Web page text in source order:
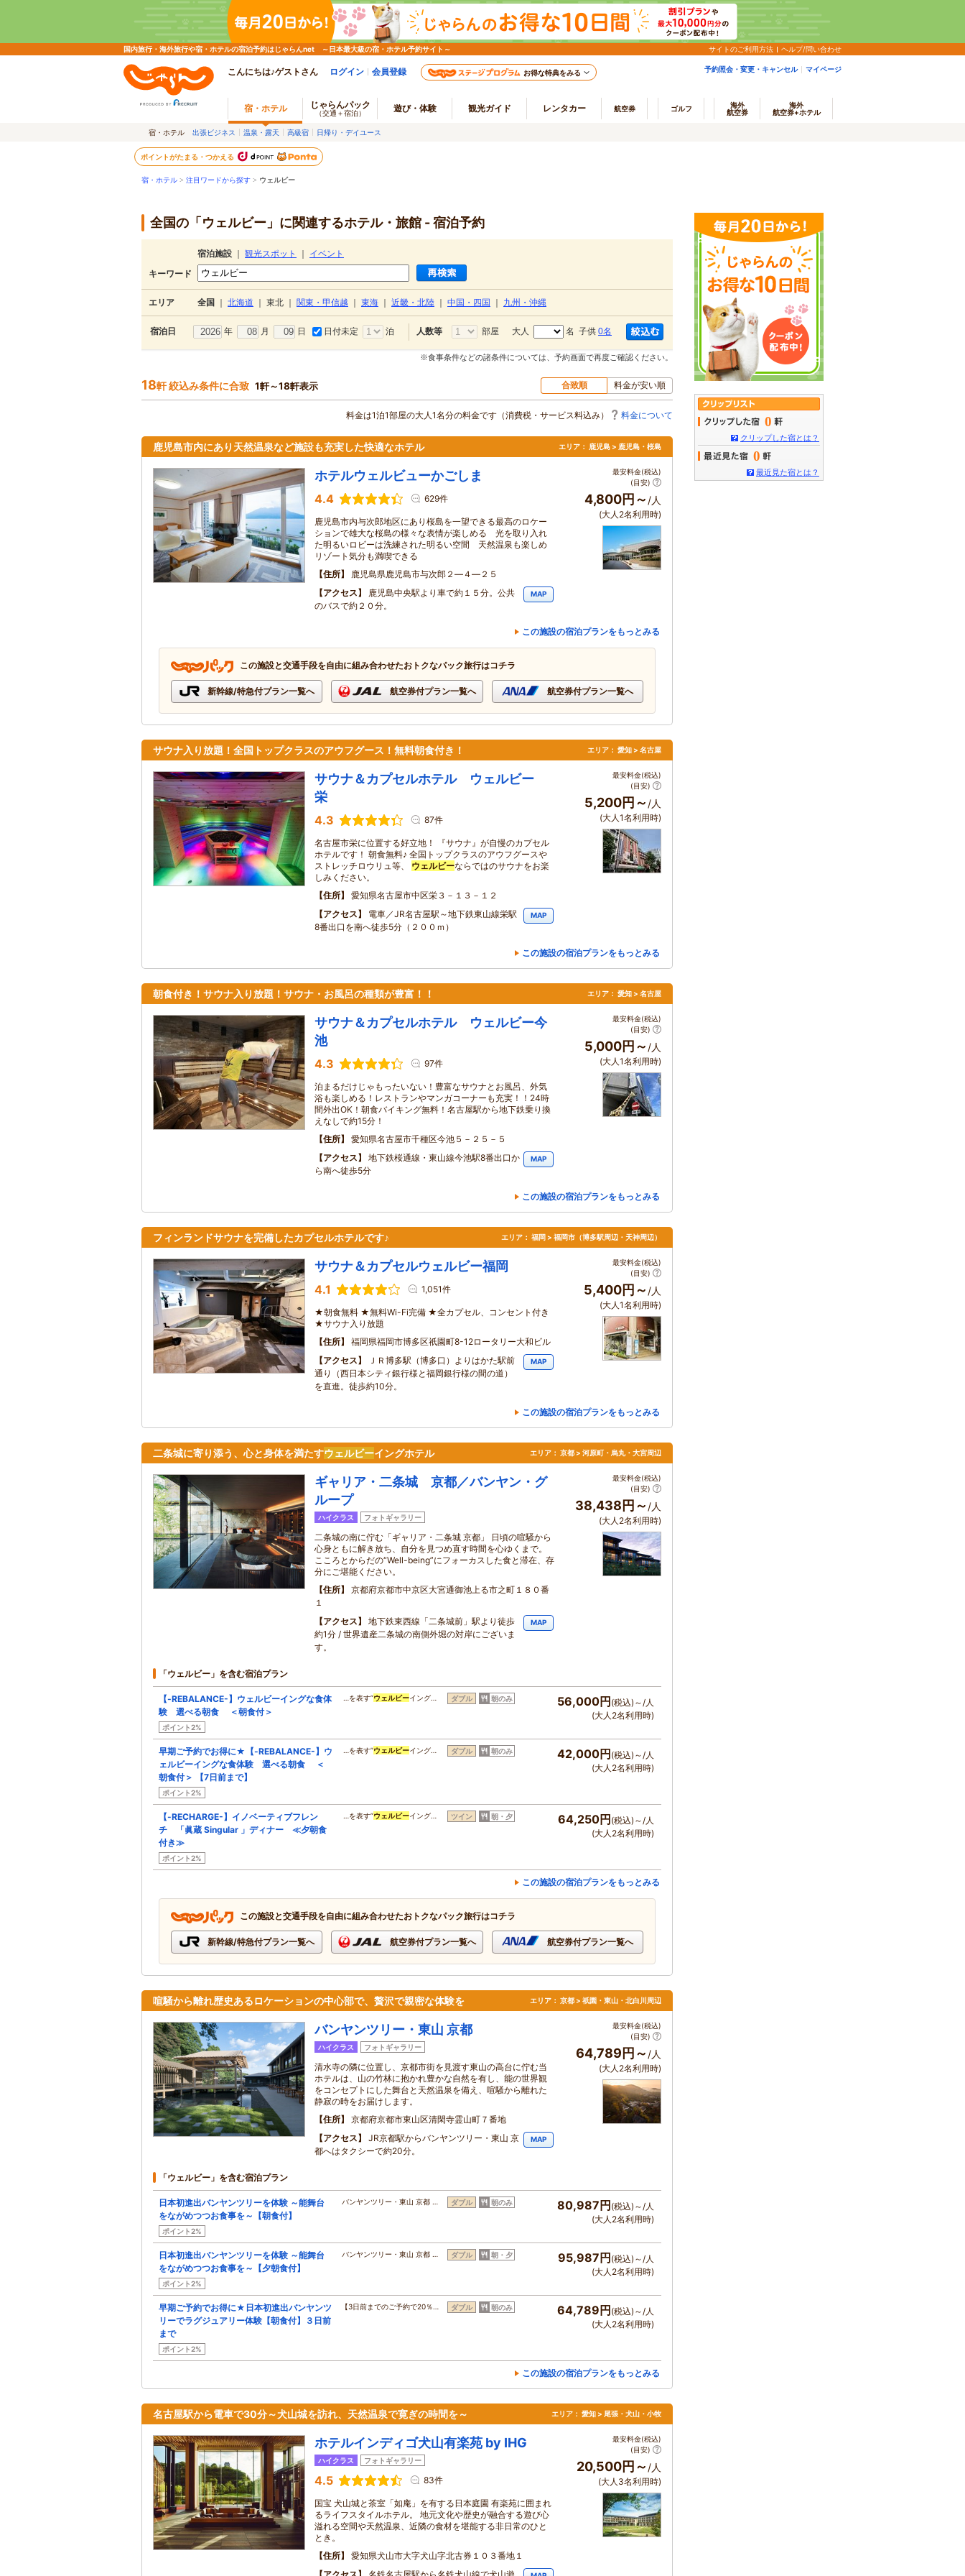
国内旅行・海外旅行や宿・ホテルの宿泊予約はじゃらんnet ～日本最大級の宿・ホテル予約サイト～ サイトのご利用方法 ヘルプ/問い合わせ
こんにちは♪ゲストさん ログイン 会員登録 お得な特典をみる 予約照会・変更・キャンセル マイページ
宿・ホテル じゃらんパック
（交通＋宿泊） 遊び・体験 観光ガイド レンタカー 航空券 ゴルフ
海外
航空券
海外
航空券+ホテル
宿・ホテル 出張ビジネス 温泉・露天 高級宿 日帰り・デイユース
ポイントがたまる・つかえる
宿・ホテル > 注目ワードから探す > ウェルビー
全国の「ウェルビー」に関連するホテル・旅館 - 宿泊予約
宿泊施設 観光スポット
イベント
キーワード
エリア 全国 北海道 東北 関東・甲信越 東海 近畿・北陸 中国・四国 九州・沖縄
宿泊日 年 月 日 日付未定 泊 人数等 部屋 大人 名 子供 0名
※食事条件などの諸条件については、予約画面で再度ご確認ください。
18軒 絞込み条件に合致 1軒～18軒表示 合致順 料金が安い順
料金は1泊1部屋の大人1名分の料金です（消費税・サービス料込み） 料金について
鹿児島市内にあり天然温泉など施設も充実した快適なホテル エリア： 鹿児島 > 鹿児島・桜島
ホテルウェルビューかごしま
4.4 629件
鹿児島市内与次郎地区にあり桜島を一望できる最高のロケー
ションで雄大な桜島の様々な表情が楽しめる 光を取り入れ
た明るいロビーは洗練された明るい空間 天然温泉も楽しめ
リゾート気分も満喫できる
住所
鹿児島県鹿児島市与次郎２―４―２５
アクセス
鹿児島中央駅より車で約１５分。公共
のバスで約２０分。
MAP
最安料金(税込)
(目安)
4,800円～ /人
(大人2名利用時)
この施設の宿泊プランをもっとみる
この施設と交通手段を自由に組み合わせたおトクなパック旅行はコチラ
新幹線/特急付プラン一覧へ 航空券付プラン一覧へ 航空券付プラン一覧へ
サウナ入り放題！全国トップクラスのアウフグース！無料朝食付き！ エリア： 愛知 > 名古屋
サウナ＆カプセルホテル ウェルビー
栄
4.3 87件
名古屋市栄に位置する好立地！ 『サウナ』が自慢のカプセル
ホテルです！ 朝食無料♪ 全国トップクラスのアウフグースや
ストレッチロウリュ等、 ウェルビーならではのサウナをお楽
しみください。
住所
愛知県名古屋市中区栄３－１３－１２
アクセス
電車／JR名古屋駅～地下鉄東山線栄駅
8番出口を南へ徒歩5分（２００ｍ）
MAP
最安料金(税込)
(目安)
5,200円～ /人
(大人1名利用時)
この施設の宿泊プランをもっとみる
朝食付き！サウナ入り放題！サウナ・お風呂の種類が豊富！！ エリア： 愛知 > 名古屋
サウナ＆カプセルホテル ウェルビー今
池
4.3 97件
泊まるだけじゃもったいない！豊富なサウナとお風呂、外気
浴も楽しめる！レストランやマンガコーナーも充実！！24時
間外出OK！朝食バイキング無料！名古屋駅から地下鉄乗り換
えなしで約15分！
住所
愛知県名古屋市千種区今池５－２５－５
アクセス
地下鉄桜通線・東山線今池駅8番出口か
ら南へ徒歩5分
MAP
最安料金(税込)
(目安)
5,000円～ /人
(大人1名利用時)
この施設の宿泊プランをもっとみる
フィンランドサウナを完備したカプセルホテルです♪ エリア： 福岡 > 福岡市（博多駅周辺・天神周辺）
サウナ＆カプセルウェルビー福岡
4.1 1,051件
★朝食無料 ★無料Wi-Fi完備 ★全カプセル、コンセント付き
★サウナ入り放題
住所
福岡県福岡市博多区祇園町8-12ロータリー大和ビル
アクセス
ＪＲ博多駅（博多口）よりはかた駅前
通り（西日本シティ銀行様と福岡銀行様の間の道）
を直進。徒歩約10分。
MAP
最安料金(税込)
(目安)
5,400円～ /人
(大人1名利用時)
この施設の宿泊プランをもっとみる
二条城に寄り添う、心と身体を満たすウェルビーイングホテル エリア： 京都 > 河原町・烏丸・大宮周辺
ギャリア・二条城 京都／バンヤン・グ
ループ
ハイクラス フォトギャラリー
二条城の南に佇む「ギャリア・二条城 京都」 日頃の喧騒から
心身ともに解き放ち、自分を見つめ直す時間を心ゆくまで。
こころとからだの“Well-being”にフォーカスした食と滞在、存
分にご堪能ください。
住所
京都府京都市中京区大宮通御池上る市之町１８０番
１
アクセス
地下鉄東西線「二条城前」駅より徒歩
約1分 / 世界遺産二条城の南側外堀の対岸にございま
す。
MAP
最安料金(税込)
(目安)
38,438円～ /人
(大人2名利用時)
「ウェルビー」を含む宿泊プラン
【-REBALANCE-】ウェルビーイングな食体
験 選べる朝食 ＜朝食付＞
ポイント2%
…を表す”ウェルビーイング… ダブル 朝のみ 56,000円 (税込)～/人
(大人2名利用時)
早期ご予約でお得に★【-REBALANCE-】ウ
ェルビーイングな食体験 選べる朝食 ＜
朝食付＞ 【7日前まで】
ポイント2%
…を表す”ウェルビーイング… ダブル 朝のみ 42,000円 (税込)～/人
(大人2名利用時)
【-RECHARGE-】イノベーティブフレン
チ 「眞蔵 Singular 」ディナー ≪夕朝食
付き≫
ポイント2%
…を表す”ウェルビーイング… ツイン 朝・夕 64,250円 (税込)～/人
(大人2名利用時)
この施設の宿泊プランをもっとみる
この施設と交通手段を自由に組み合わせたおトクなパック旅行はコチラ
新幹線/特急付プラン一覧へ 航空券付プラン一覧へ 航空券付プラン一覧へ
喧騒から離れ歴史あるロケーションの中心部で、贅沢で親密な体験を エリア： 京都 > 祇園・東山・北白川周辺
バンヤンツリー・東山 京都
ハイクラス フォトギャラリー
清水寺の隣に位置し、京都市街を見渡す東山の高台に佇む当
ホテルは、山の竹林に抱かれ豊かな自然を有し、能の世界観
をコンセプトにした舞台と天然温泉を備え、喧騒から離れた
静寂の時をお届けします。
住所
京都府京都市東山区清閑寺霊山町７番地
アクセス
JR京都駅からバンヤンツリー・東山 京
都へはタクシーで約20分。
MAP
最安料金(税込)
(目安)
64,789円～ /人
(大人2名利用時)
「ウェルビー」を含む宿泊プラン
日本初進出バンヤンツリーを体験 ～能舞台
をながめつつお食事を～【朝食付】
ポイント2%
バンヤンツリー・東山 京都 … ダブル 朝のみ 80,987円(税込)～/人
(大人2名利用時)
日本初進出バンヤンツリーを体験 ～能舞台
をながめつつお食事を～【夕朝食付】
ポイント2%
バンヤンツリー・東山 京都 … ダブル 朝・夕 95,987円(税込)～/人
(大人2名利用時)
早期ご予約でお得に★日本初進出バンヤンツ
リーでラグジュアリー体験【朝食付】３日前
まで
ポイント2%
【3日前までのご予約で20％… ダブル 朝のみ 64,789円(税込)～/人
(大人2名利用時)
この施設の宿泊プランをもっとみる
名古屋駅から電車で30分～犬山城を訪れ、天然温泉で寛ぎの時間を～ エリア： 愛知 > 尾張・犬山・小牧
ホテルインディゴ犬山有楽苑 by IHG
ハイクラス フォトギャラリー
4.5 83件
国宝 犬山城と茶室「如庵」を有する日本庭園 有楽苑に囲まれ
るライフスタイルホテル。 地元文化や歴史が融合する遊び心
溢れる空間や天然温泉、近隣の食材を堪能する非日常のひと
とき。
住所
愛知県犬山市大字犬山字北古券１０３番地１
最安料金(税込)
(目安)
20,500円～ /人
(大人3名利用時)
0
クリップした宿とは？
0
最近見た宿とは？